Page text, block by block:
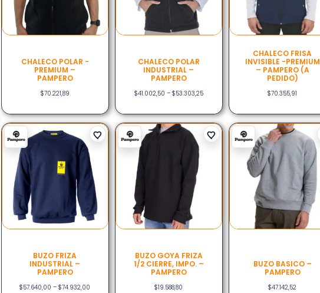
CHALECO POLAR -
PREMIUM –
PAMPERO
$70.221,89
CHALECO POLAR
INDUSTRIAL –
PAMPERO
$41.002,50 – $53.303,25
CHALECO FRISA
INVISIBLE -PREMIUM
– PAMPERO (A
PEDIDO)
$70.355,91
BUZO FRIZA
INDUSTRIAL –
PAMPERO
$57.640,00 – $74.932,00
BUZO GOYA FRIZA
1/2 CIERRE, IMPO. –
PAMPERO
$19.588,80
BUZO BASICO –
PAMPERO
$47.142,52